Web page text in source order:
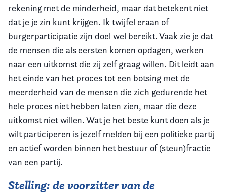
rekening met de minderheid, maar dat betekent niet
dat je je zin kunt krijgen. Ik twijfel eraan of
burgerparticipatie zijn doel wel bereikt. Vaak zie je dat
de mensen die als eersten komen opdagen, werken
naar een uitkomst die zij zelf graag willen. Dit leidt aan
het einde van het proces tot een botsing met de
meerderheid van de mensen die zich gedurende het
hele proces niet hebben laten zien, maar die deze
uitkomst niet willen. Wat je het beste kunt doen als je
wilt participeren is jezelf melden bij een politieke partij
en actief worden binnen het bestuur of (steun)fractie
van een partij.
Stelling: de voorzitter van de